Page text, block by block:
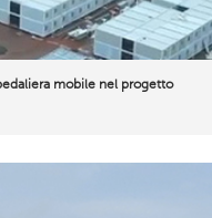
mobile nel progetto